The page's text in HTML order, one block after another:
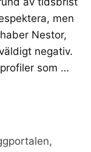
men
Nestor,
negativ.
som …
,